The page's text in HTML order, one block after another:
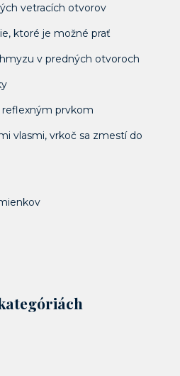
vetracích otvorov
ktoré je možné prať
v predných otvoroch
prvkom
vlasmi, vrkoč sa zmestí do